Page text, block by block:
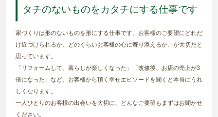
タチのないものをカタチにする仕事です
家づくりは形のないものを形にする仕事です。お客様のご要望にどれだ
け近づけられるか、どのくらいお客様の心に寄り添えるか、が大切だと
思っています。
「リフォームして、暮らしが楽しくなった」「改修後、お店の売上が3
倍になった」など、お客様から頂く幸せエピソードを聞くと本当にうれ
しくなります。
一人ひとりのお客様の出会いを大切に、どんなご要望もまずはお聞かせ
ください。